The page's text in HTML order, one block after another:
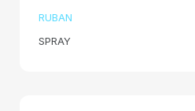
RUBAN
SPRAY